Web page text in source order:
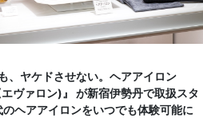
、ヤケドさせない。ヘアアイロン
エヴァロン)』 が新宿伊勢丹で取扱スタ
ヘアアイロンをいつでも体験可能に